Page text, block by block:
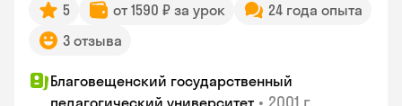
5 от 1590 ₽ за урок
24 года опыта
3 отзыва
Благовещенский государственный
педагогический университет